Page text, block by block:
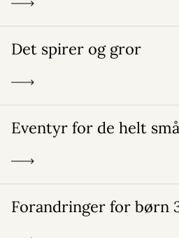
Det spirer og gror
Eventyr for de helt små
Forandringer for børn